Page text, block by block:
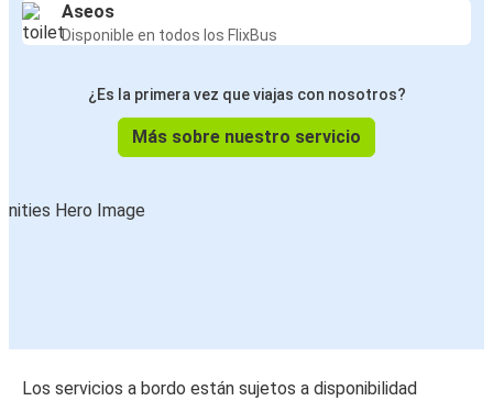
Aseos
Disponible en todos los FlixBus
¿Es la primera vez que viajas con nosotros?
Más sobre nuestro servicio
Los servicios a bordo están sujetos a disponibilidad